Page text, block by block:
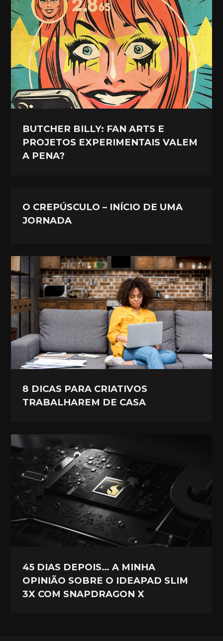
BUTCHER BILLY: FAN ARTS E
PROJETOS EXPERIMENTAIS VALEM
A PENA?
O CREPÚSCULO – INÍCIO DE UMA
JORNADA
8 DICAS PARA CRIATIVOS
TRABALHAREM DE CASA
45 DIAS DEPOIS… A MINHA
OPINIÃO SOBRE O IDEAPAD SLIM
3X COM SNAPDRAGON X